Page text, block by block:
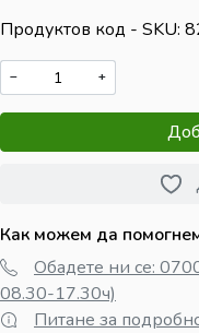
Продуктов код - SKU
− +
Как можем да
Обадете ни се:
08.30-17.30ч)
Питане за